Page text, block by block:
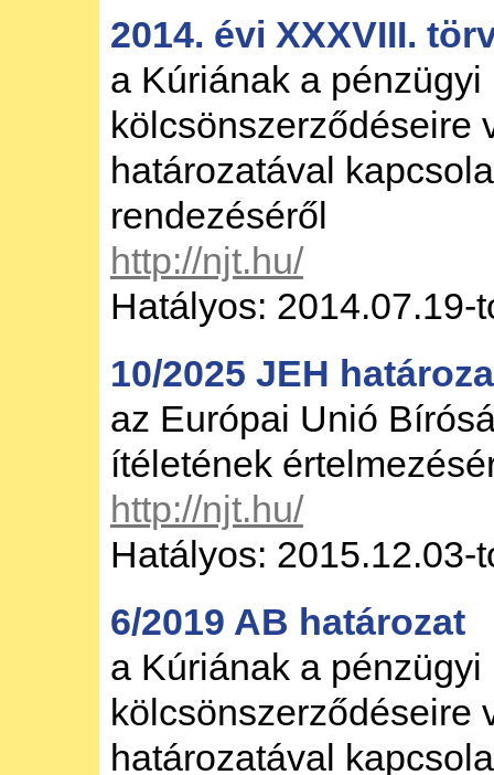
2014. évi XXXVIII.
a Kúriának a
kölcsönszerződéseire
határozatával
rendezéséről
http://njt.hu/
Hatályos: 2014.07.19-
10/2025 JEH
az Európai Unió
ítéletének
http://njt.hu/
Hatályos: 2015.12.03-
6/2019 AB határozat
a Kúriának a
kölcsönszerződéseire
határozatával